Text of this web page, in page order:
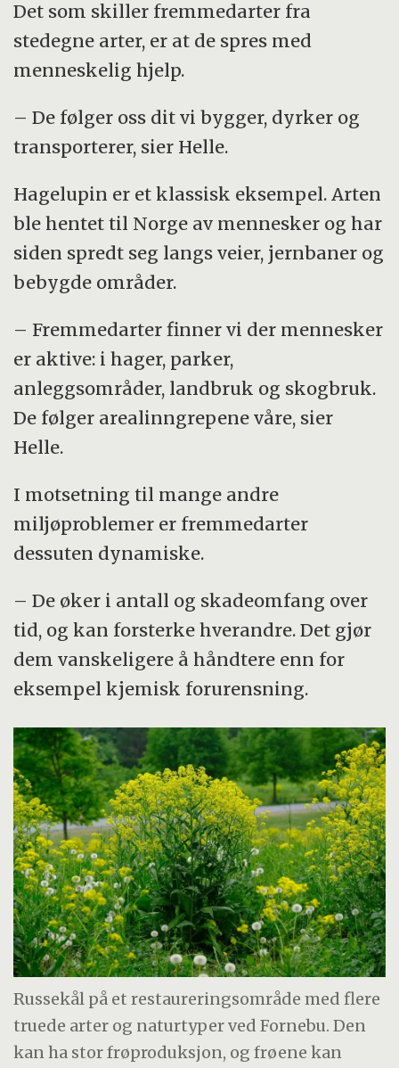
Det som skiller fremmedarter fra
stedegne arter, er at de spres med
menneskelig hjelp.
– De følger oss dit vi bygger, dyrker og
transporterer, sier Helle.
Hagelupin er et klassisk eksempel. Arten
ble hentet til Norge av mennesker og har
siden spredt seg langs veier, jernbaner og
bebygde områder.
– Fremmedarter finner vi der mennesker
er aktive: i hager, parker,
anleggsområder, landbruk og skogbruk.
De følger arealinngrepene våre, sier
Helle.
I motsetning til mange andre
miljøproblemer er fremmedarter
dessuten dynamiske.
– De øker i antall og skadeomfang over
tid, og kan forsterke hverandre. Det gjør
dem vanskeligere å håndtere enn for
eksempel kjemisk forurensning.
Russekål på et restaureringsområde med flere
truede arter og naturtyper ved Fornebu. Den
kan ha stor frøproduksjon, og frøene kan